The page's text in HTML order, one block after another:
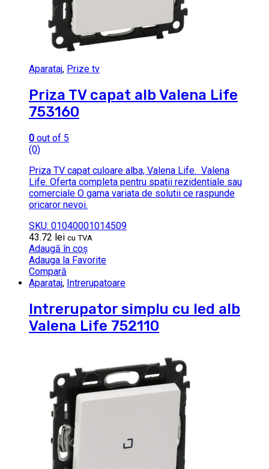
Aparataj, Prize tv
Priza TV capat alb Valena Life
753160
0 out of 5
(0)
Priza TV capat culoare alba, Valena Life. Valena
Life. Oferta completa pentru spatii rezidentiale sau
comerciale O gama variata de solutii ce raspunde
oricaror nevoi.
SKU: 01040001014509
43.72 lei cu TVA
Adaugă în coș
Adauga la Favorite
Compară
Aparataj, Intrerupatoare
Intrerupator simplu cu led alb
Valena Life 752110